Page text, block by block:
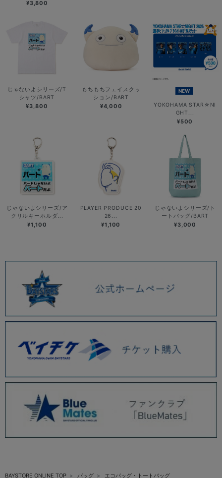
¥3,800
じゃないよシリーズ/T
シャツ/BART
¥3,800
もちもちフェイスクッ
ション/BART
¥4,000
NEW
YOKOHAMA STAR☆NI
GHT...
¥500
じゃないよシリーズ/ア
クリルキーホルダ...
¥1,100
PLAYER PRODUCE 20
26...
¥1,100
じゃないよシリーズ/ト
ートバッグ/BART
¥3,000
BAYSTORE ONLINE TOP バッグ エコバッグ・トートバッグ